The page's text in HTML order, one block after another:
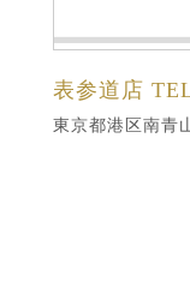
表参道店
東京都港区南青